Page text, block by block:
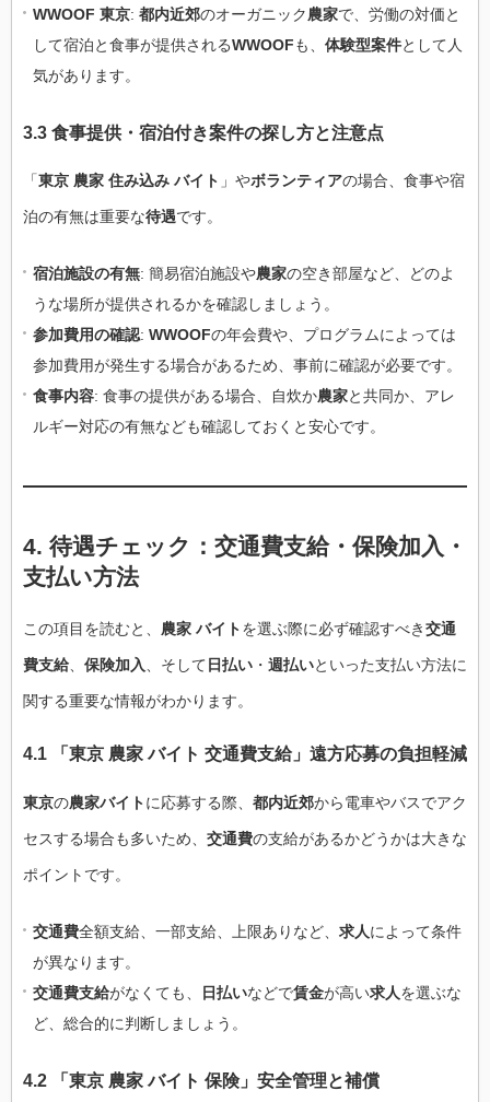
WWOOF 東京: 都内近郊のオーガニック農家で、労働の対価と
して宿泊と食事が提供されるWWOOFも、 体験型案件として人
気があります。
3.3 食事提供・宿泊付き案件の探し方と注意点
「東京 農家 住み込み バイト 」やボランティアの場合、食事や宿
泊の有無は重要な待遇です。
宿泊施設の有無: 簡易宿泊施設や農家の空き部屋など、どのよ
うな場所が提供されるかを確認しましょう。
参加費用の確認: WWOOFの年会費や、プログラムによっては
参加費用が発生する場合があるため、事前に確認が必要です。
食事内容: 食事の提供がある場合、自炊か農家と共同か、アレ
ルギー対応の有無なども確認しておくと安心です。
4. 待遇チェック：交通費支給・保険加入・
支払い方法
この項目を読むと、 農家 バイトを選ぶ際に必ず確認すべき交通
費支給、 保険加入、そして 日払い ・ 週払いといった支払い方法に
関する重要な情報がわかります。
4.1 「東京 農家 バイト 交通費支給」遠方応募の負担軽減
東京の農家バイトに応募する際、 都内近郊から電車やバスでアク
セスする場合も多いため、 交通費の支給があるかどうかは大きな
ポイントです。
交通費全額支給、一部支給、上限ありなど、 求人によって条件
が異なります。
交通費支給がなくても、 日払いなどで賃金が高い求人を選ぶな
ど、総合的に判断しましょう。
4.2 「東京 農家 バイト 保険」安全管理と補償